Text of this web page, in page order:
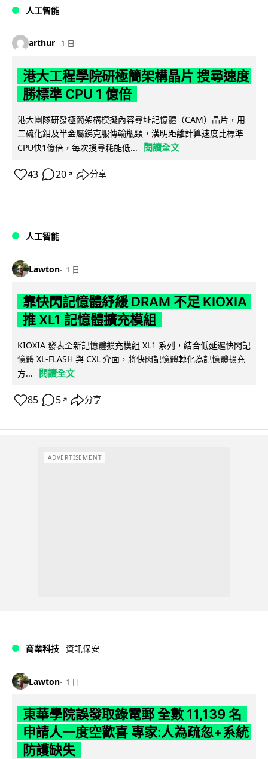
人工智能
arthur 1 日
港大工程學院研極簡架構晶片 搜尋速度
勝標準 CPU 1 億倍
港大團隊研發極簡架構模擬內容尋址記憶體（CAM）晶片，用
二硫化鉬及半金屬銻克服傳輸瓶頸，漢明距離計算速度比標準
CPU快1億倍，每次搜尋耗能低...
閱讀全文
43 20 ↗ 分享
人工智能
Lawton 1 日
靠快閃記憶體紓緩 DRAM 不足 KIOXIA
推 XL1 記憶體擴充模組
KIOXIA 發表全新記憶體擴充模組 XL1 系列，結合低延遲快閃記
憶體 XL-FLASH 與 CXL 介面，將快閃記憶體轉化為記憶體擴充
方...
閱讀全文
85 5 ↗ 分享
ADVERTISEMENT
商業科技 資訊保安
Lawton 1 日
東華學院誤發取錄電郵 全數 11,139 名
申請人一度空歡喜 專家:人為疏忽+系統
防護缺失